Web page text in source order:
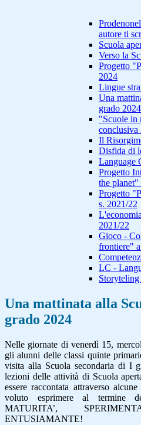
autore ti
Scuola
Verso la
Progetto
2024
Lingue
Una
grado 2024
"Scuole in
conclusiva
Il
Disfida di
Language
Progetto
the planet"
Progetto
s. 2021/22
2021/22
Gioco -
frontiere"
LC -
Storyteling
Una mattinata alla
grado 2024
Nelle giornate di venerdì 15,
gli alunni delle classi quinte
visita alla Scuola secondaria di I
lezioni delle attività di Scuola
essere raccontata attraverso
voluto esprimere al termine
MATURITA’,
ENTUSIAMANTE!